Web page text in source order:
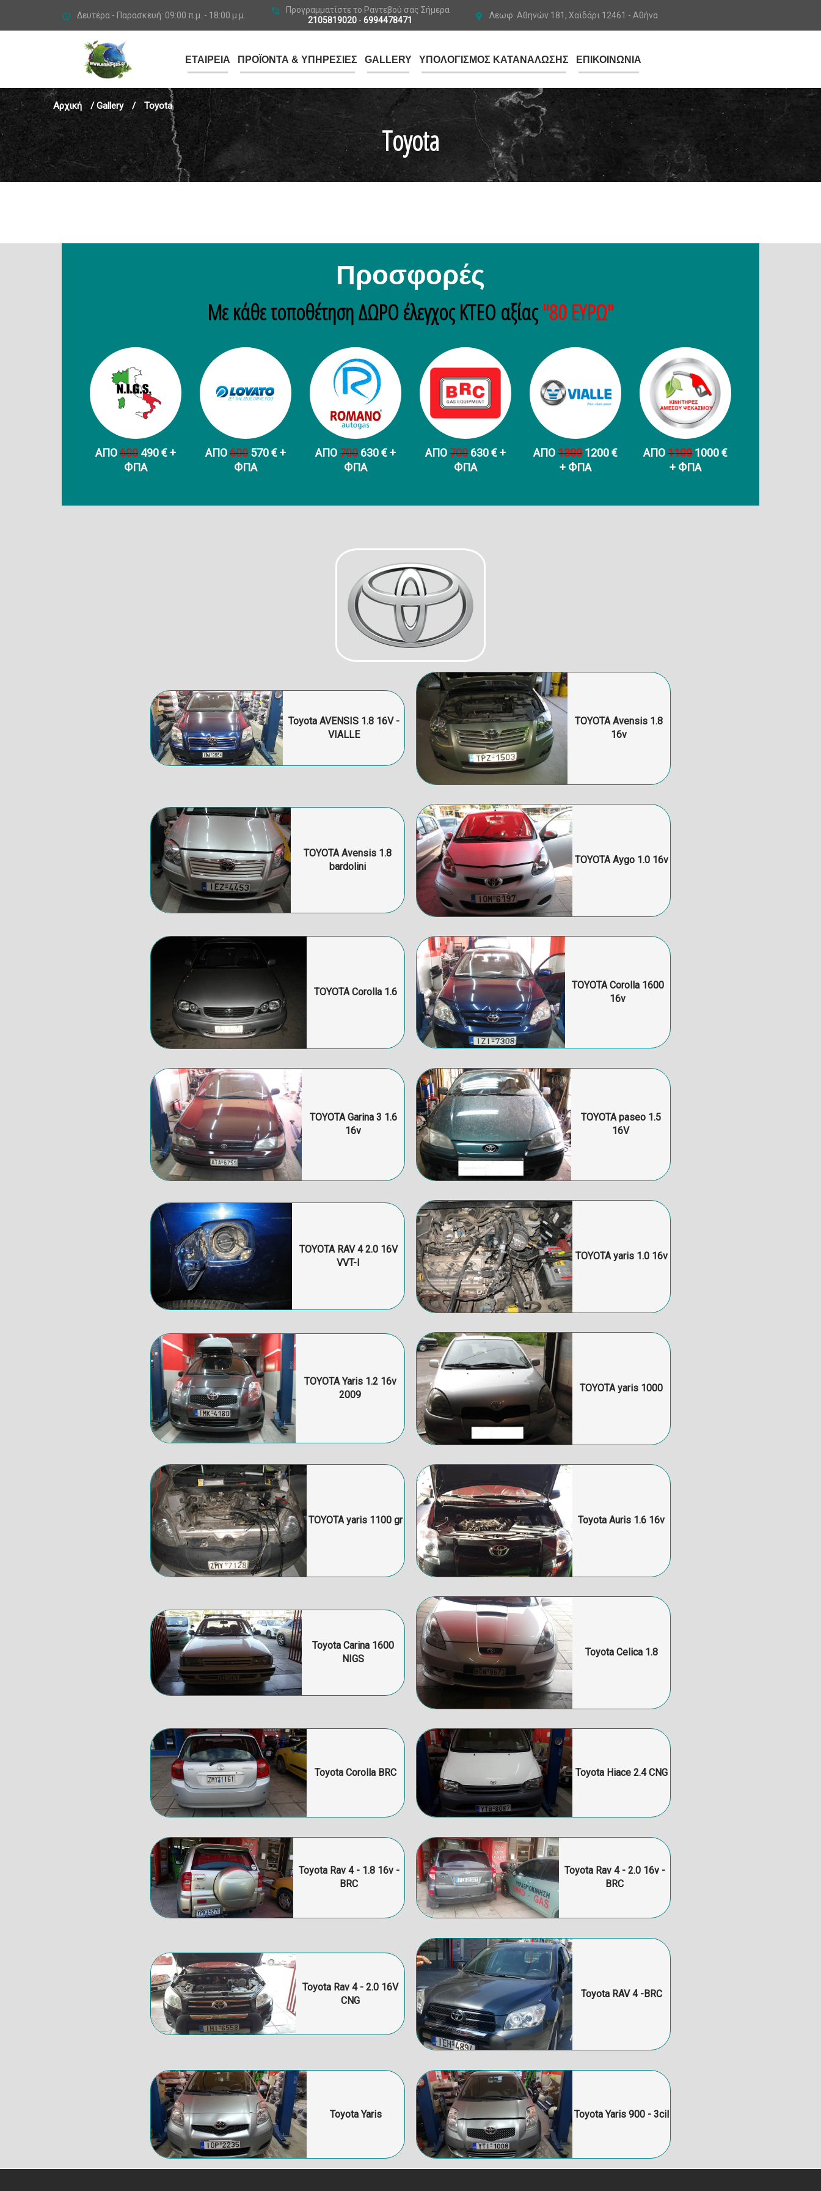
Δευτέρα - Παρασκευή: 09:00 π.μ. - 18:00 μ.μ.
Προγραμματίστε το Ραντεβού σας Σήμερα
2105819020 - 6994478471
Λεωφ. Αθηνών 181, Χαϊδάρι 12461 - Αθήνα
ΕΤΑΙΡΕΙΑ ΠΡΟΪΟΝΤΑ & ΥΠΗΡΕΣΙΕΣ GALLERY ΥΠΟΛΟΓΙΣΜΟΣ ΚΑΤΑΝΑΛΩΣΗΣ ΕΠΙΚΟΙΝΩΝΙΑ
Αρχική /Gallery / Toyota
Toyota
Προσφορές
Με κάθε τοποθέτηση ΔΩΡΟ έλεγχος ΚΤΕΟ αξίας"80 ΕΥΡΩ"
ΑΠΟ600490 € +
ФПА
ΑΠΟ600570 € +
ФПА
ΑΠΟ700630 € +
ФПА
ΑΠΟ700630 € +
ФПА
ΑΠΟ13001200 €
+ ФПА
ΑΠΟ11001000 €
+ ФПА
Toyota AVENSIS 1.8 16V -
VIALLE
TOYOTA Avensis 1.8
16v
TOYOTA Avensis 1.8
bardolini
TOYOTA Aygo 1.0 16v
TOYOTA Corolla 1.6
TOYOTA Corolla 1600
16v
TOYOTA Garina 3 1.6
16v
TOYOTA paseo 1.5
16V
TOYOTA RAV 4 2.0 16V
VVT-I
TOYOTA yaris 1.0 16v
TOYOTA Yaris 1.2 16v
2009
TOYOTA yaris 1000
TOYOTA yaris 1100 gr Toyota Auris 1.6 16v
Toyota Carina 1600
NIGS
Toyota Celica 1.8
Toyota Corolla BRC Toyota Hiace 2.4 CNG
Toyota Rav 4 - 1.8 16v -
BRC
Toyota Rav 4 - 2.0 16v -
BRC
Toyota Rav 4 - 2.0 16V
CNG
Toyota RAV 4 -BRC
Toyota Yaris Toyota Yaris 900 - 3cil